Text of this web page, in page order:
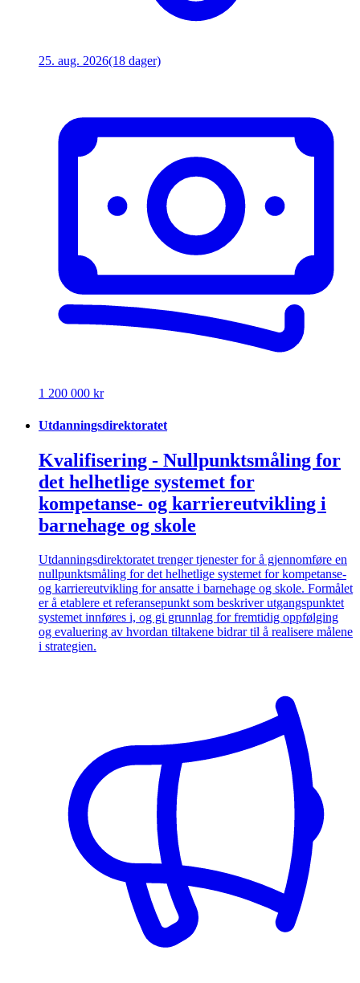
25. aug. 2026(18 dager)
1 200 000 kr
Utdanningsdirektoratet
Kvalifisering - Nullpunktsmåling for
det helhetlige systemet for
kompetanse- og karriereutvikling i
barnehage og skole
Utdanningsdirektoratet trenger tjenester for å gjennomføre en
nullpunktsmåling for det helhetlige systemet for kompetanse-
og karriereutvikling for ansatte i barnehage og skole. Formålet
er å etablere et referansepunkt som beskriver utgangspunktet
systemet innføres i, og gi grunnlag for fremtidig oppfølging
og evaluering av hvordan tiltakene bidrar til å realisere målene
i strategien.